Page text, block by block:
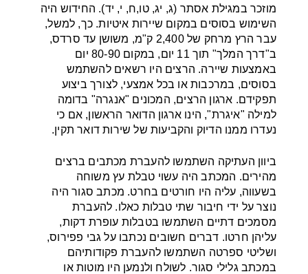
מוזכר במגילת אסתר (ג, יג, טו,ח, י, יד). החידוש היה
השימוש בסוסים במקום שיירות איטיות. כך, למשל,
עבר הרץ מרחק של 2,400 ק"מ, משושן עד סרדס,
ב"דרך המלך" תוך 11 יום, במקום 80-90 יום
באמצעות שיירה. הרצים היו רשאים להשתמש
בסוסים, במרכבות או בכל אמצעי, לצורך ביצוע
תפקידם. ארגון הרצים, המכונים "אנגרה" בדומה
למילה "איגרת", הינו ארגון הדואר הראשון, אם כי
נעדרו ממנו הדיוק והקביעות של שירות דואר תקין.
ביוון העתיקה השתמשו להעברת מכתבים ברצים
מהירים. המכתב היה עשוי טבלת עץ משוחה
בשעווה, עליה היו חורטים בחרט. מכתב סגור היה
נוצר על ידי חיבור שתי טבלות כאלו. להעברת
מסמכים דתיים השתמשו בטבלות עופרת דקות,
עליהן חרטו. דברים חשובים נכתבו על גבי פפירוס,
ושליטי ספרטה השתמשו להעברת פקודותיהם
במכתב גלילי סגור. לשולח ולנמען היו מוטות או